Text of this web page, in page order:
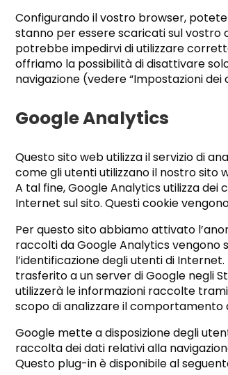
Configurando il vostro browser,
stanno per essere scaricati sul vostro
potrebbe impedirvi di utilizzare
offriamo la possibilità di disattivare
navigazione (vedere “Impostazioni dei
Google Analytics
Questo sito web utilizza il servizio di
come gli utenti utilizzano il nostro sito
A tal fine, Google Analytics utilizza
Internet sul sito. Questi cookie
Per questo sito abbiamo attivato
raccolti da Google Analytics
l’identificazione degli utenti di
trasferito a un server di Google negli
utilizzerà le informazioni raccolte
scopo di analizzare il
Google mette a disposizione degli
raccolta dei dati relativi alla
Questo plug-in è disponibile al